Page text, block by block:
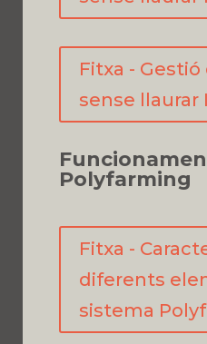
Fitxa -
sense llaurar
Polyfarming
Fitxa -
diferents
sistema